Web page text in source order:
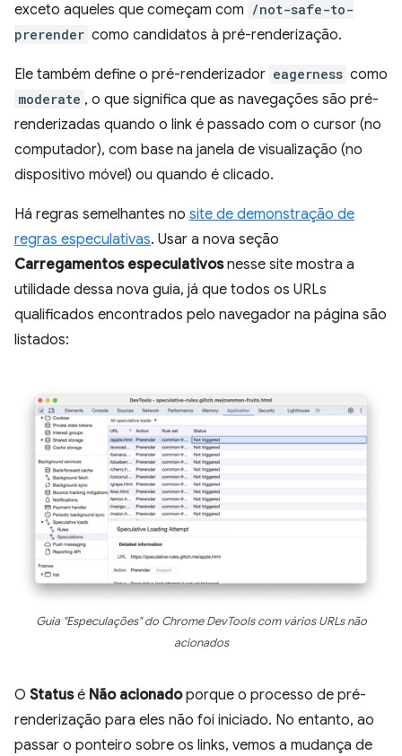
exceto aqueles que começam com /not-safe-to-
prerender como candidatos à pré-renderização.
Ele também define o pré-renderizador eagerness como
moderate , o que significa que as navegações são pré-
renderizadas quando o link é passado com o cursor (no
computador), com base na janela de visualização (no
dispositivo móvel) ou quando é clicado.
Há regras semelhantes no site de demonstração de
regras especulativas. Usar a nova seção
Carregamentos especulativosnesse site mostra a
utilidade dessa nova guia, já que todos os URLs
qualificados encontrados pelo navegador na página são
listados:
Guia "Especulações" do Chrome DevTools com vários URLs não
acionados
O Statusé Não acionadoporque o processo de pré-
renderização para eles não foi iniciado. No entanto, ao
passar o ponteiro sobre os links, vemos a mudança de